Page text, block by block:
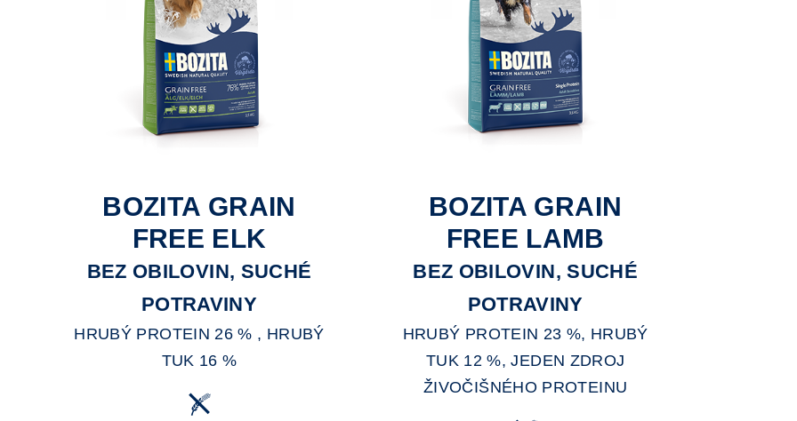
BOZITA GRAIN
FREE ELK
BEZ OBILOVIN, SUCHÉ
POTRAVINY
HRUBÝ PROTEIN 26 % , HRUBÝ
TUK 16 %
BOZITA GRAIN
FREE LAMB
BEZ OBILOVIN, SUCHÉ
POTRAVINY
HRUBÝ PROTEIN 23 %, HRUBÝ
TUK 12 %, JEDEN ZDROJ
ŽIVOČIŠNÉHO PROTEINU